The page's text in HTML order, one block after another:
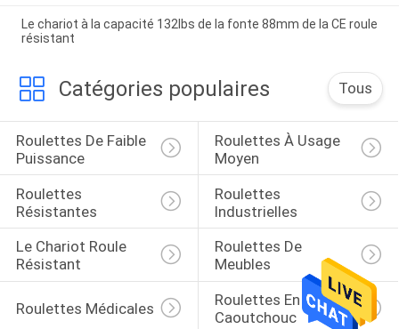
Le chariot à la capacité 132lbs de la fonte 88mm de la CE roule
résistant
Catégories populaires Tous
Roulettes De Faible
Puissance
Roulettes À Usage
Moyen
Roulettes
Résistantes
Roulettes
Industrielles
Le Chariot Roule
Résistant
Roulettes De
Meubles
Roulettes Médicales
Roulettes En
Caoutchouc